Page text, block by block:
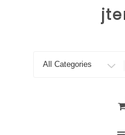
Search